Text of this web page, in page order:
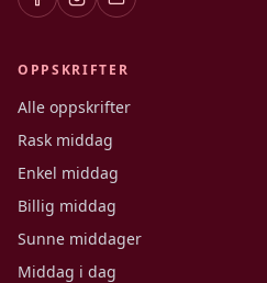
OPPSKRIFTER
Alle oppskrifter
Rask middag
Enkel middag
Billig middag
Sunne middager
Middag i dag